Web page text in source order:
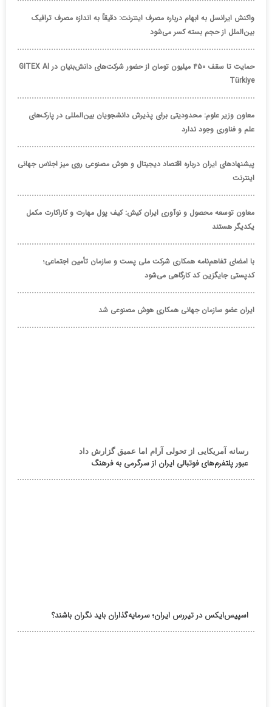
واکنش ایرانسل به ابهام درباره مصرف اینترنت: دقیقاً به اندازه مصرف ترافیک
بین‌الملل از حجم بسته کسر می‌شود
حمایت تا سقف ۴۵۰ میلیون تومان از حضور شرکت‌های دانش‌بنیان در GITEX AI
Türkiye
معاون وزیر علوم: محدودیتی برای پذیرش دانشجویان بین‌المللی در پارک‌های
علم و فناوری وجود ندارد
پیشنهادهای ایران درباره اقتصاد دیجیتال و هوش مصنوعی روی میز اجلاس جهانی
اینترنت
معاون توسعه محصول و نوآوری ایران کیش: کیف پول مهارت و کاراکارت مکمل
یکدیگر هستند
با امضای تفاهم‌نامه همکاری شرکت ملی پست و سازمان تأمین اجتماعی؛
کدپستی جایگزین کد کارگاهی می‌شود
ایران عضو سازمان جهانی همکاری هوش مصنوعی شد
رسانه آمریکایی از تحولی آرام اما عمیق گزارش داد
عبور پلتفرم‌های فوتبالی ایران از سرگرمی به فرهنگ
اسپیس‌ایکس در تیررس ایران؛ سرمایه‌گذاران باید نگران باشند؟